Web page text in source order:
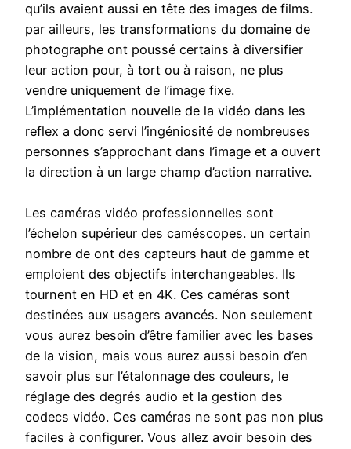
qu’ils avaient aussi en tête des images de films.
par ailleurs, les transformations du domaine de
photographe ont poussé certains à diversifier
leur action pour, à tort ou à raison, ne plus
vendre uniquement de l’image fixe.
L’implémentation nouvelle de la vidéo dans les
reflex a donc servi l’ingéniosité de nombreuses
personnes s’approchant dans l’image et a ouvert
la direction à un large champ d’action narrative.
Les caméras vidéo professionnelles sont
l’échelon supérieur des caméscopes. un certain
nombre de ont des capteurs haut de gamme et
emploient des objectifs interchangeables. Ils
tournent en HD et en 4K. Ces caméras sont
destinées aux usagers avancés. Non seulement
vous aurez besoin d’être familier avec les bases
de la vision, mais vous aurez aussi besoin d’en
savoir plus sur l’étalonnage des couleurs, le
réglage des degrés audio et la gestion des
codecs vidéo. Ces caméras ne sont pas non plus
faciles à configurer. Vous allez avoir besoin des